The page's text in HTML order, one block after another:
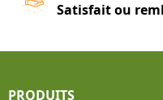
Satisfait ou
PRODUITS